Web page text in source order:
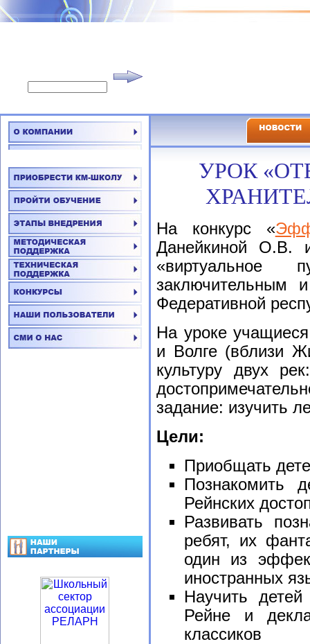
УРОК
На конкурс «
Данейкиной О.В.
«виртуальное
заключительным
Федеративной
На уроке
и Волге (вблизи
культуру двух
задание: изучить
Цели:
Приобщать
Познакомить
Рейнских
Развивать
ребят, их
один из
иностранных
Научить
Рейне и
классиков